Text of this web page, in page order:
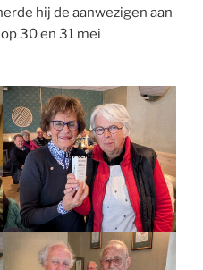
hij de aanwezigen aan
30 en 31 mei